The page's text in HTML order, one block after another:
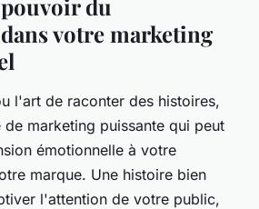
du
votre marketing
l'art de raconter des histoires,
de marketing puissante qui peut
émotionnelle à votre
marque. Une histoire bien
l'attention de votre public,